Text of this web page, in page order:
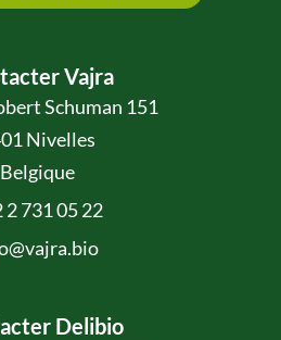
Vajra
Schuman 151
Nivelles
Belgique
2 731 05 22
Delibio